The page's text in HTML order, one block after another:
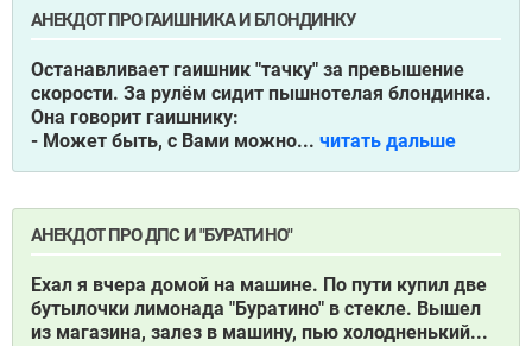
АНЕКДОТ ПРО ГАИШНИКА И БЛОНДИНКУ
Останавливает гаишник "тачку" за превышение
скорости. За рулём сидит пышнотелая блондинка.
Она говорит гаишнику:
- Может быть, с Вами можно... читать дальше
АНЕКДОТ ПРО ДПС И "БУРАТИНО"
Ехал я вчера домой на машине. По пути купил две
бутылочки лимонада "Буратино" в стекле. Вышел
из магазина, залез в машину, пью холодненький...